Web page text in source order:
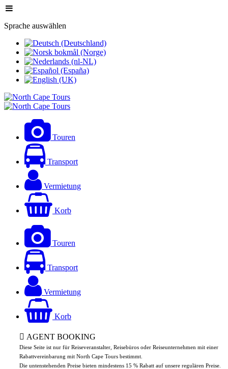
Sprache auswählen
Touren
Transport
Vermietung
Korb
Touren
Transport
Vermietung
Korb
AGENT BOOKING
Diese Seite ist nur für Reiseveranstalter, Reisebüros oder Reiseunternehmen mit einer
Rabattvereinbarung mit North Cape Tours bestimmt.
Die untenstehenden Preise bieten mindestens 15 % Rabatt auf unsere regulären Preise.